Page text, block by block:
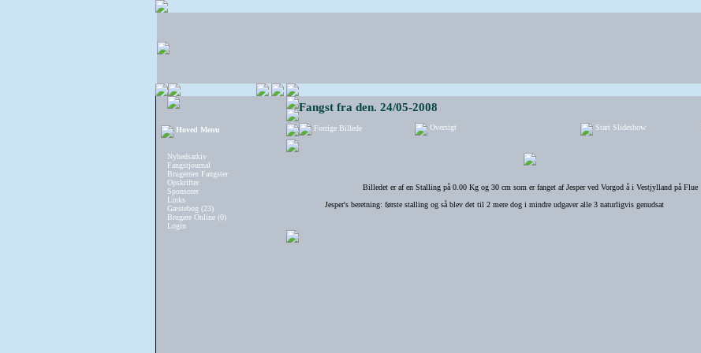
Hoved Menu
Nyhedsarkiv
Fangstjournal
Brugernes Fangster
Opskrifter
Sponsorer
Links
Gæstebog (23)
Brugere Online (0)
Login
Fangst fra den. 24/05-2008
Forrige Billede Oversigt Start Slideshow
Billedet er af en Stalling på 0.00 Kg og 30 cm som er fanget af Jesper ved Vorgod å i Vestjylland på Flue
Jesper's beretning: første stalling og så blev det til 2 mere dog i mindre udgaver alle 3 naturligvis genudsat